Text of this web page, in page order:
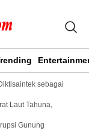
sebagai
Laut Tahuna,
Gunung